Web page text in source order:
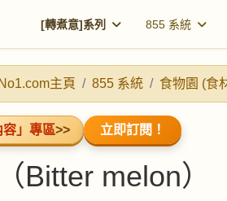
[轉煮意]系列 855 系統
主頁 855 系統 食物園 (食
容」專區>> 立即訂閱！
Bitter melon）